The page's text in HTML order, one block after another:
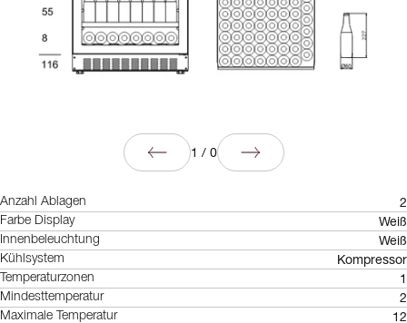
1 / 0
Anzahl Ablagen 2
Farbe Display Weiß
Innenbeleuchtung Weiß
Kühlsystem Kompressor
Temperaturzonen 1
Mindesttemperatur 2
Maximale Temperatur 12